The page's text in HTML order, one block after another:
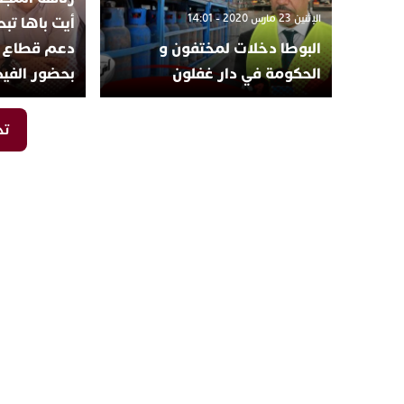
الإثنين 23 مارس 2020 - 14:01
البوطا دخلات لمختفون و
الحكومة في دار غفلون
أيت باها
دعم قطاع
بحضور